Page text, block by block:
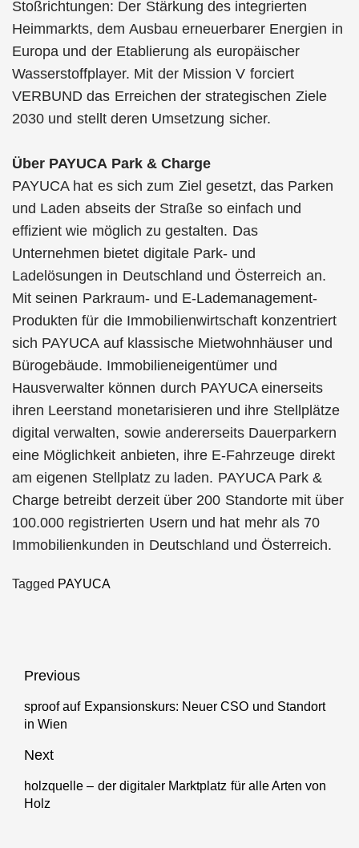
Stoßrichtungen: Der Stärkung des integrierten
Heimmarkts, dem Ausbau erneuerbarer Energien in
Europa und der Etablierung als europäischer
Wasserstoffplayer. Mit der Mission V forciert
VERBUND das Erreichen der strategischen Ziele
2030 und stellt deren Umsetzung sicher.
Über PAYUCA Park & Charge
PAYUCA hat es sich zum Ziel gesetzt, das Parken
und Laden abseits der Straße so einfach und
effizient wie möglich zu gestalten. Das
Unternehmen bietet digitale Park- und
Ladelösungen in Deutschland und Österreich an.
Mit seinen Parkraum- und E-Lademanagement-
Produkten für die Immobilienwirtschaft konzentriert
sich PAYUCA auf klassische Mietwohnhäuser und
Bürogebäude. Immobilieneigentümer und
Hausverwalter können durch PAYUCA einerseits
ihren Leerstand monetarisieren und ihre Stellplätze
digital verwalten, sowie andererseits Dauerparkern
eine Möglichkeit anbieten, ihre E-Fahrzeuge direkt
am eigenen Stellplatz zu laden. PAYUCA Park &
Charge betreibt derzeit über 200 Standorte mit über
100.000 registrierten Usern und hat mehr als 70
Immobilienkunden in Deutschland und Österreich.
Tagged PAYUCA
Beitragsnavigation
Previous
Previous
post:
sproof auf Expansionskurs: Neuer CSO und Standort
in Wien
Next
Next
post:
holzquelle – der digitaler Marktplatz für alle Arten von
Holz